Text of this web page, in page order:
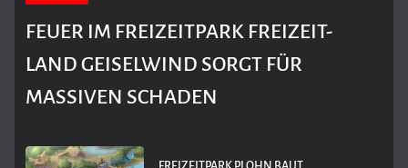
FEUER IM FREIZEITPARK FREIZEIT-
LAND GEISELWIND SORGT FÜR
MASSIVEN SCHADEN